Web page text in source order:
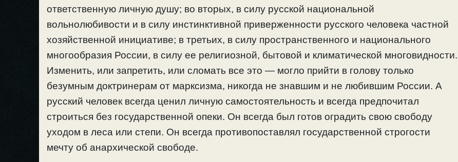
ответственную личную душу; во вторых, в силу русской национальной
вольнолюбивости и в силу инстинктивной приверженности русского человека частной
хозяйственной инициативе; в третьих, в силу пространственного и национального
многообразия России, в силу ее религиозной, бытовой и климатической многовидности.
Изменить, или запретить, или сломать все это — могло прийти в голову только
безумным доктринерам от марксизма, никогда не знавшим и не любившим России. А
русский человек всегда ценил личную самостоятельность и всегда предпочитал
строиться без государственной опеки. Он всегда был готов оградить свою свободу
уходом в леса или степи. Он всегда противопоставлял государственной строгости
мечту об анархической свободе.